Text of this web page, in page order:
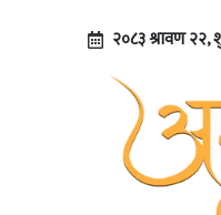
२०८३ श्रावण २२,